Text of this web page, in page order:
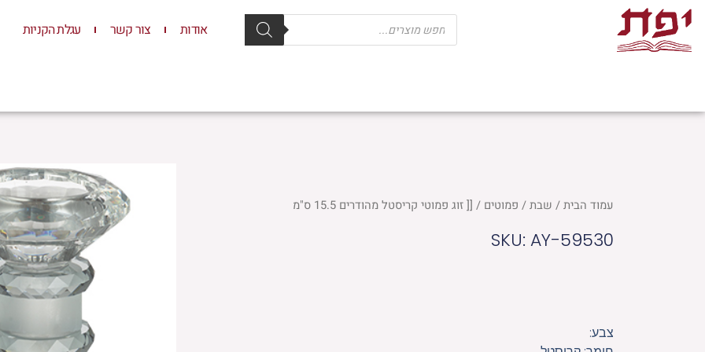
דילוג
לתוכן
Products
search אודות צור קשר עגלת הקניות
עמוד הבית/ שבת/ פמוטים / [[ זוג פמוטי קריסטל מהודרים 15.5 ס"מ
SKU: AY-59530
צבע: